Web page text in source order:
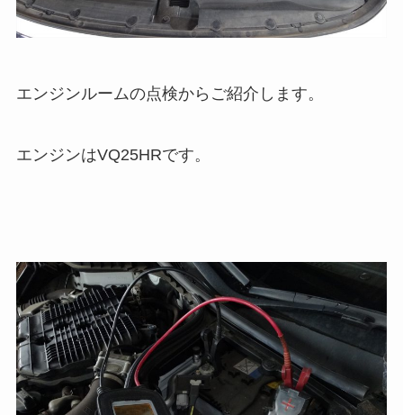
エンジンルームの点検からご紹介します。
エンジンはVQ25HRです。